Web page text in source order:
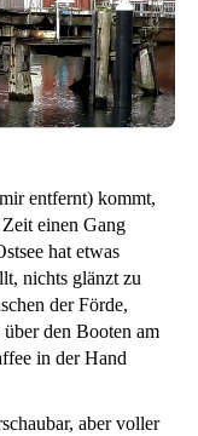
entfernt) kommt,
einen Gang
hat etwas
nichts glänzt zu
der Förde,
den Booten am
in der Hand
aber voller